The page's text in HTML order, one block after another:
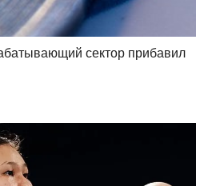
сектор прибавил